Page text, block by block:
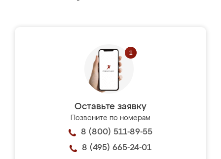
Оставьте заявку
Позвоните по номерам
8 (800) 511-89-55
8 (495) 665-24-01